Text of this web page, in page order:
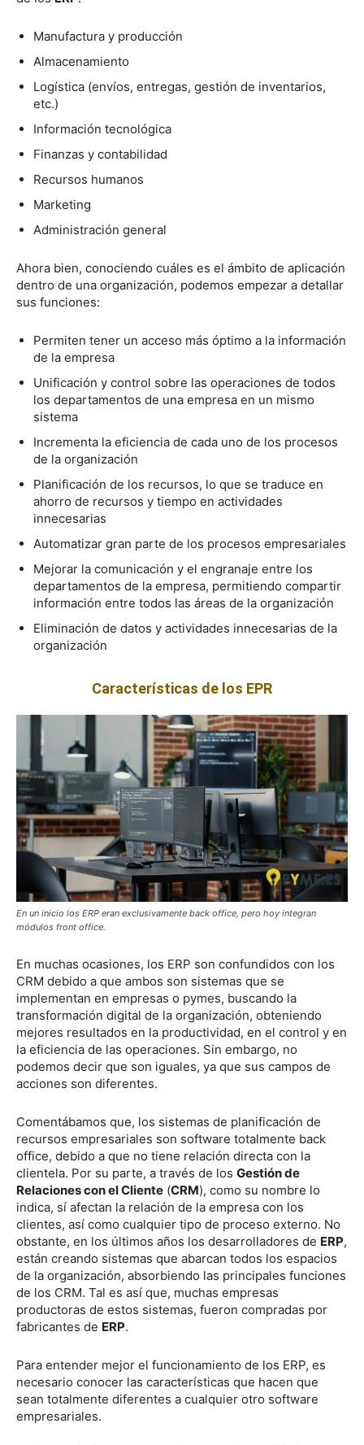
Manufactura y producción
Almacenamiento
Logística (envíos, entregas, gestión de inventarios,
etc.)
Información tecnológica
Finanzas y contabilidad
Recursos humanos
Marketing
Administración general
Ahora bien, conociendo cuáles es el ámbito de aplicación
dentro de una organización, podemos empezar a detallar
sus funciones:
Permiten tener un acceso más óptimo a la información
de la empresa
Unificación y control sobre las operaciones de todos
los departamentos de una empresa en un mismo
sistema
Incrementa la eficiencia de cada uno de los procesos
de la organización
Planificación de los recursos, lo que se traduce en
ahorro de recursos y tiempo en actividades
innecesarias
Automatizar gran parte de los procesos empresariales
Mejorar la comunicación y el engranaje entre los
departamentos de la empresa, permitiendo compartir
información entre todos las áreas de la organización
Eliminación de datos y actividades innecesarias de la
organización
Características de los EPR
En un inicio los ERP eran exclusivamente back office, pero hoy integran
módulos front office.
En muchas ocasiones, los ERP son confundidos con los
CRM debido a que ambos son sistemas que se
implementan en empresas o pymes, buscando la
transformación digital de la organización, obteniendo
mejores resultados en la productividad, en el control y en
la eficiencia de las operaciones. Sin embargo, no
podemos decir que son iguales, ya que sus campos de
acciones son diferentes.
Comentábamos que, los sistemas de planificación de
recursos empresariales son software totalmente back
office, debido a que no tiene relación directa con la
clientela. Por su parte, a través de los Gestión de
Relaciones con el Cliente (CRM), como su nombre lo
indica, sí afectan la relación de la empresa con los
clientes, así como cualquier tipo de proceso externo. No
obstante, en los últimos años los desarrolladores de ERP,
están creando sistemas que abarcan todos los espacios
de la organización, absorbiendo las principales funciones
de los CRM. Tal es así que, muchas empresas
productoras de estos sistemas, fueron compradas por
fabricantes de ERP.
Para entender mejor el funcionamiento de los ERP, es
necesario conocer las características que hacen que
sean totalmente diferentes a cualquier otro software
empresariales.